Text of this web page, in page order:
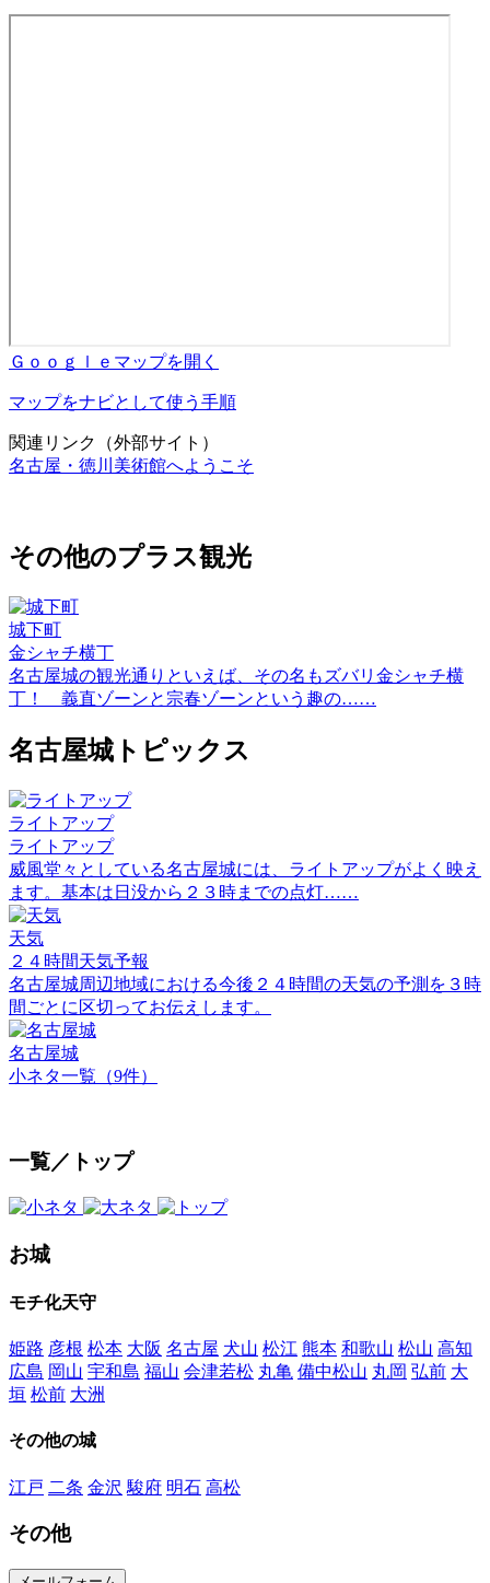
Ｇｏｏｇｌｅマップを開く
マップをナビとして使う手順
関連リンク（外部サイト）
名古屋・徳川美術館へようこそ
その他のプラス観光
城下町
金シャチ横丁
名古屋城の観光通りといえば、その名もズバリ金シャチ横
丁！ 義直ゾーンと宗春ゾーンという趣の……
名古屋城トピックス
ライトアップ
ライトアップ
威風堂々としている名古屋城には、ライトアップがよく映え
ます。基本は日没から２３時までの点灯……
天気
２４時間天気予報
名古屋城周辺地域における今後２４時間の天気の予測を３時
間ごとに区切ってお伝えします。
名古屋城
小ネタ一覧（9件）
一覧／トップ
お城
モチ化天守
姫路 彦根 松本 大阪 名古屋 犬山 松江 熊本 和歌山 松山 高知
広島 岡山 宇和島 福山 会津若松 丸亀 備中松山 丸岡 弘前 大
垣 松前 大洲
その他の城
江戸 二条 金沢 駿府 明石 高松
その他